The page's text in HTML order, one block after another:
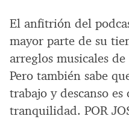
El anfitrión del
mayor parte de su
arreglos musicales
Pero también sabe
trabajo y descanso
tranquilidad. POR